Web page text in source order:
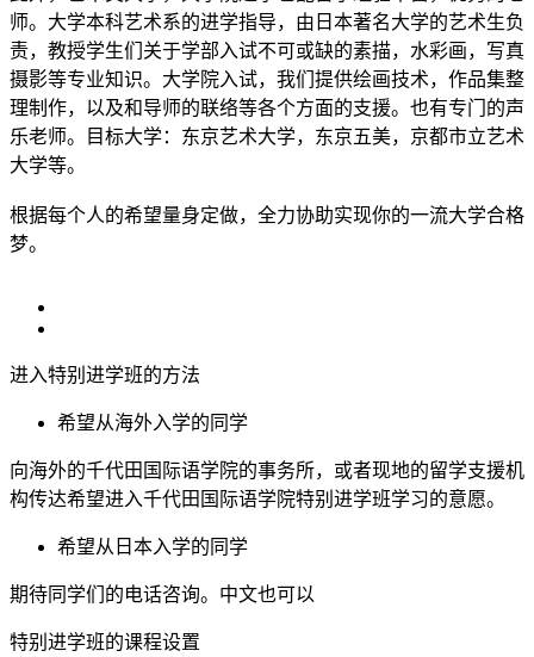
师。大学本科艺术系的进学指导，由日本著名大学的艺术生负
责，教授学生们关于学部入试不可或缺的素描，水彩画，写真
摄影等专业知识。大学院入试，我们提供绘画技术，作品集整
理制作，以及和导师的联络等各个方面的支援。也有专门的声
乐老师。目标大学：东京艺术大学，东京五美，京都市立艺术
大学等。
根据每个人的希望量身定做，全力协助实现你的一流大学合格
梦。
进入特别进学班的方法
希望从海外入学的同学
向海外的千代田国际语学院的事务所，或者现地的留学支援机
构传达希望进入千代田国际语学院特别进学班学习的意愿。
希望从日本入学的同学
期待同学们的电话咨询。中文也可以
特别进学班的课程设置